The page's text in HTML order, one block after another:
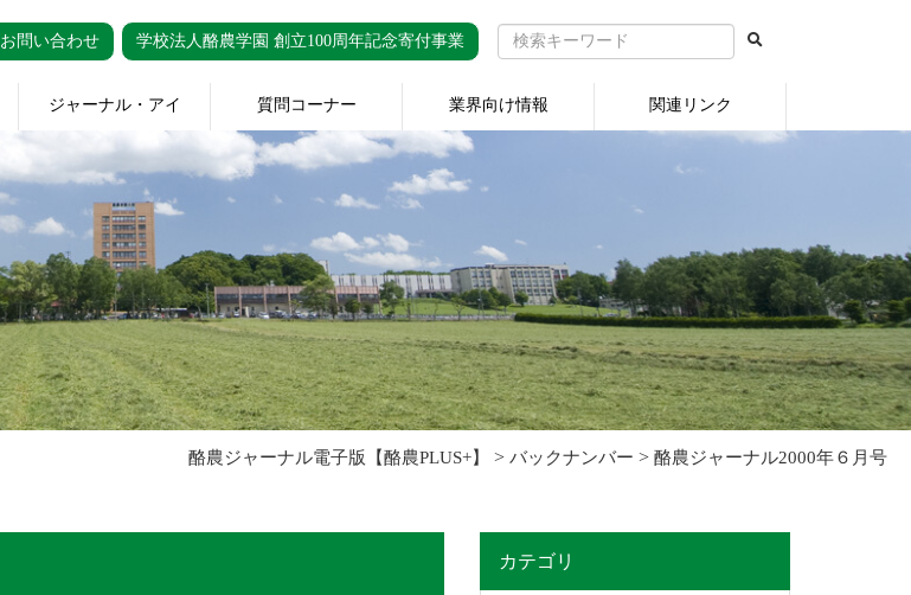
お問い合わせ 学校法人酪農学園 創立100周年記念寄付事業
ジャーナル・アイ 質問コーナー 業界向け情報 関連リンク
酪農ジャーナル電子版【酪農PLUS+】 > バックナンバー > 酪農ジャーナル2000年６月号
カテゴリ